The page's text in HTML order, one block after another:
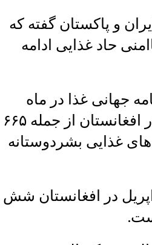
و پاکستان گفته که
حاد غذایی ادامه
جهانی غذا در ماه
مارچ سال جاری میلادی برای حدود ۷.۶ میلیون نفر در افغانستان از جمله ۶۶۵
غذایی بشردوستانه
در افغانستان شش